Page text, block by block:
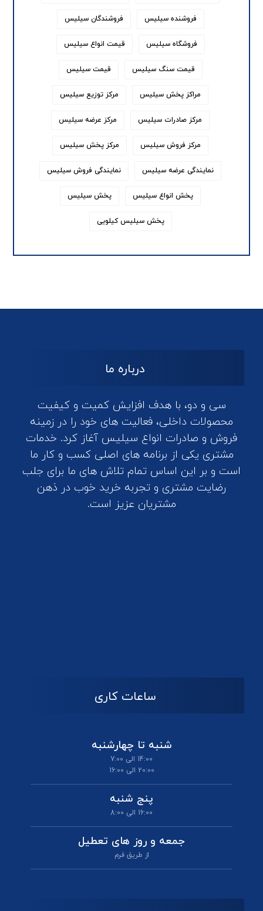
فروشنده سیلیس فروشندگان سیلیس
فروشگاه سیلیس قیمت انواع سیلیس
قیمت سنگ سیلیس قیمت سیلیس
مراکز پخش سیلیس مرکز توزیع سیلیس
مرکز صادرات سیلیس مرکز عرضه سیلیس
مرکز فروش سیلیس مرکز پخش سیلیس
نمایندگی عرضه سیلیس نمایندگی فروش سیلیس
پخش انواع سیلیس پخش سیلیس
پخش سیلیس کیلویی
درباره ما
سی و دو، با هدف افزایش کمیت و کیفیت
محصولات داخلی، فعالیت های خود را در زمینه
فروش و صادرات انواع سیلیس آغاز کرد. خدمات
مشتری یکی از برنامه های اصلی کسب و کار ما
است و بر این اساس تمام تلاش های ما برای جلب
رضایت مشتری و تجربه خرید خوب در ذهن
مشتریان عزیز است.
ساعات کاری
شنبه تا چهارشنبه
14:00 الی 7:00
20:00 الی 16:00
پنج شنبه
16:00 الی 8:00
جمعه و روز های تعطیل
از طریق فرم